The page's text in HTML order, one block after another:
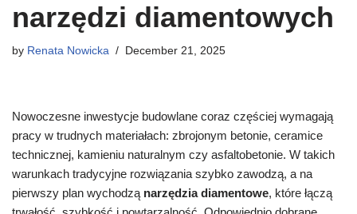
narzędzi diamentowych
by Renata Nowicka December 21, 2025
Nowoczesne inwestycje budowlane coraz częściej wymagają
pracy w trudnych materiałach: zbrojonym betonie, ceramice
technicznej, kamieniu naturalnym czy asfaltobetonie. W takich
warunkach tradycyjne rozwiązania szybko zawodzą, a na
pierwszy plan wychodzą narzędzia diamentowe, które łączą